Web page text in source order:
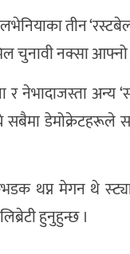
तीन
चुनावी नक्सा आफ्नो
नेभादाजस्ता अन्य
डेमोक्रेटहरूले
थप्न मेगन थे
हुनुहुन्छ ।